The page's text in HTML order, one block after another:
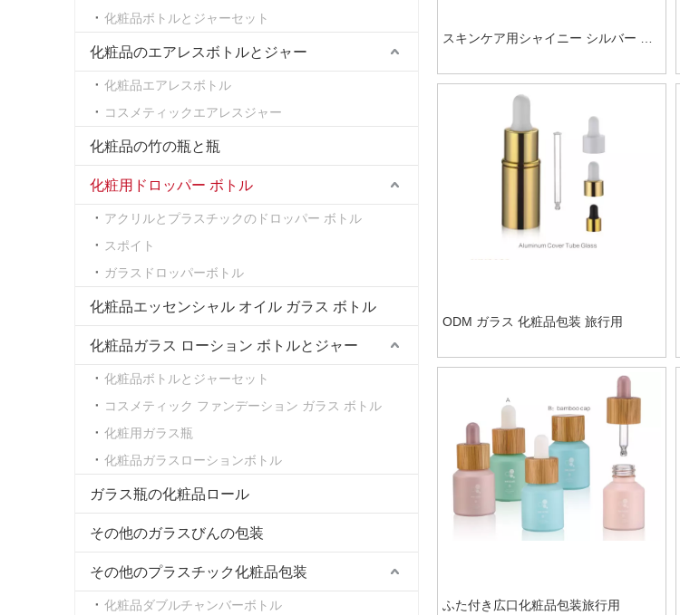
化粧品ボトルとジャーセット
化粧品のエアレスボトルとジャー
化粧品エアレスボトル
コスメティックエアレスジャー
化粧品の竹の瓶と瓶
化粧用ドロッパー ボトル
アクリルとプラスチックのドロッパー ボトル
スポイト
ガラスドロッパーボトル
化粧品エッセンシャル オイル ガラス ボトル
化粧品ガラス ローション ボトルとジャー
化粧品ボトルとジャーセット
コスメティック ファンデーション ガラス ボトル
化粧用ガラス瓶
化粧品ガラスローションボトル
ガラス瓶の化粧品ロール
その他のガラスびんの包装
その他のプラスチック化粧品包装
化粧品ダブルチャンバーボトル
スキンケア用シャイニー シルバー UV
ODM ガラス 化粧品包装 旅行用
ふた付き広口化粧品包装旅行用